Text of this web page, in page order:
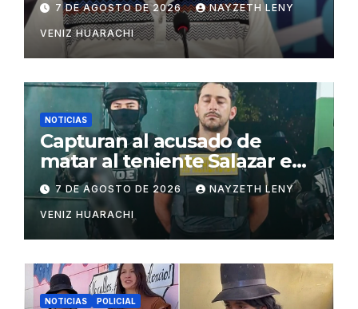
7 DE AGOSTO DE 2026 NAYZETH LENY
VENIZ HUARACHI
NOTICIAS
Capturan al acusado de
matar al teniente Salazar en
San Matías
7 DE AGOSTO DE 2026 NAYZETH LENY
VENIZ HUARACHI
NOTICIAS POLICIAL